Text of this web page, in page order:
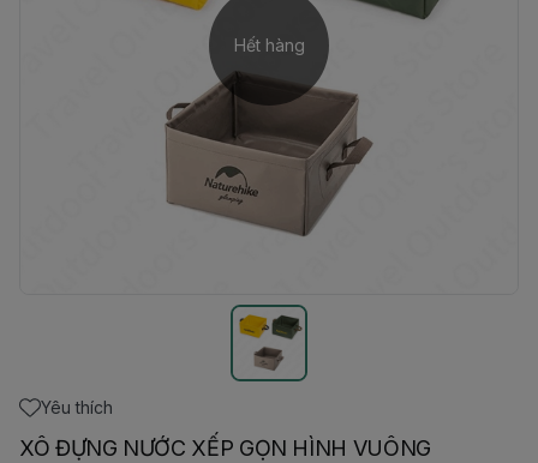
Hết hàng
Yêu thích
XÔ ĐỰNG NƯỚC XẾP GỌN HÌNH VUÔNG